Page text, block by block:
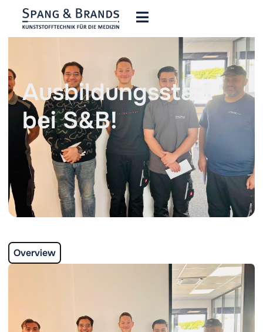
Ausbildungsstart
bei S&B!
Overview